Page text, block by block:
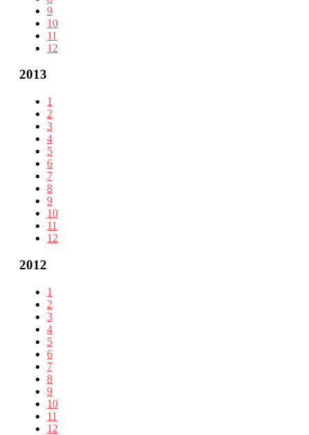
9
10
11
12
2013
1
2
3
4
5
6
7
8
9
10
11
12
2012
1
2
3
4
5
6
7
8
9
10
11
12